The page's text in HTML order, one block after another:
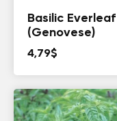
Basilic Everleaf
(Genovese)
4,79$